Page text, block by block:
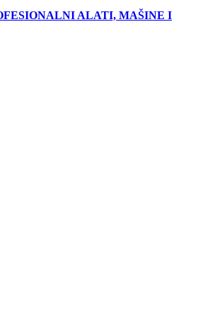
ALATI, MAŠINE I